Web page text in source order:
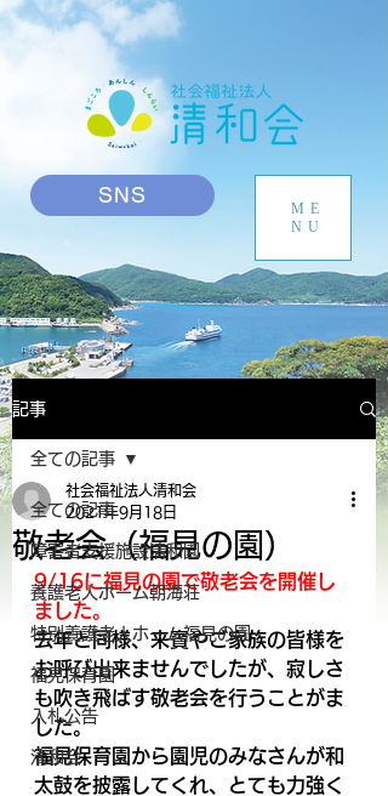
SNS
ME
NU
記事
全ての記事
障害者支援施設清和園
養護老人ホーム朝海荘
特別養護老人ホーム福見の園
福見保育園
入札公告
清和会
全ての記事
敬老会（福見の園）
社会福祉法人清和会
2021年9月18日
9/16に福見の園で敬老会を開催し
ました。
去年と同様、来賓やご家族の皆様を
お呼び出来ませんでしたが、寂しさ
も吹き飛ばす敬老会を行うことがま
した。
福見保育園から園児のみなさんが和
太鼓を披露してくれ、とても力強く